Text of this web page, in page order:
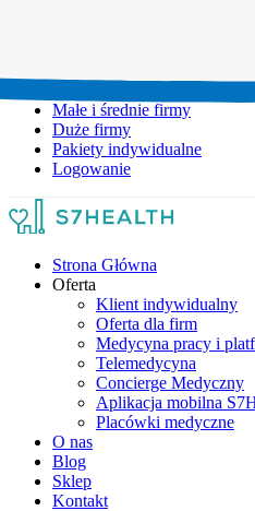
Małe i średnie firmy
Duże firmy
Pakiety indywidualne
Logowanie
Strona Główna
Oferta
Klient indywidualny
Oferta dla firm
Medycyna pracy i
Telemedycyna
Concierge Medyczny
Aplikacja mobilna
Placówki medyczne
O nas
Blog
Sklep
Kontakt